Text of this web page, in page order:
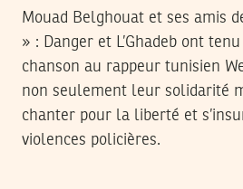
Mouad Belghouat et ses amis
» : Danger et L’Ghadeb ont
chanson au rappeur tunisien
non seulement leur solidarité
chanter pour la liberté et
violences policières.